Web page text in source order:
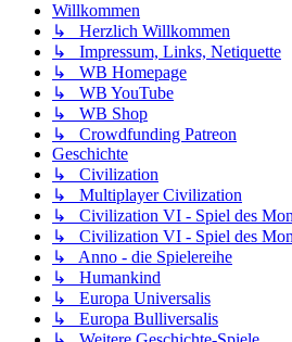
Willkommen
↳ Herzlich Willkommen
↳ Impressum, Links, Netiquette
↳ WB Homepage
↳ WB YouTube
↳ WB Shop
↳ Crowdfunding Patreon
Geschichte
↳ Civilization
↳ Multiplayer Civilization
↳ Civilization VI - Spiel des
↳ Civilization VI - Spiel des
↳ Anno - die Spielereihe
↳ Humankind
↳ Europa Universalis
↳ Europa Bulliversalis